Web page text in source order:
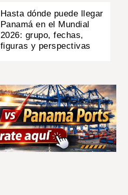
Hasta dónde puede llegar
Panamá en el Mundial
2026: grupo, fechas,
figuras y perspectivas